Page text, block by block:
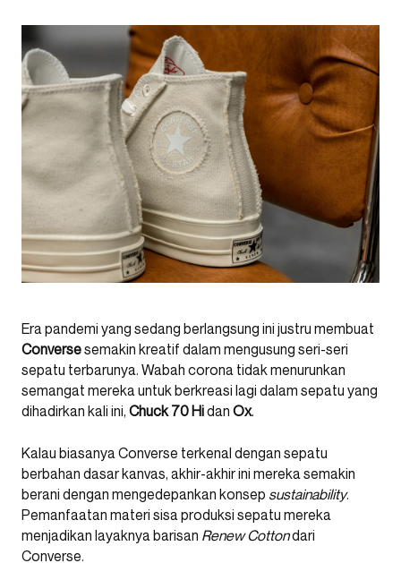
Era pandemi yang sedang berlangsung ini justru membuat
Conversesemakin kreatif dalam mengusung seri-seri
sepatu terbarunya. Wabah corona tidak menurunkan
semangat mereka untuk berkreasi lagi dalam sepatu yang
dihadirkan kali ini, Chuck 70 Hidan Ox.
Kalau biasanya Converse terkenal dengan sepatu
berbahan dasar kanvas, akhir-akhir ini mereka semakin
berani dengan mengedepankan konsep sustainability.
Pemanfaatan materi sisa produksi sepatu mereka
menjadikan layaknya barisan Renew Cottondari
Converse.